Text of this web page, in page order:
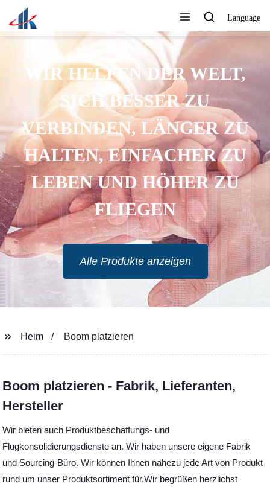
Language
WIR HELFEN DER WELT,
SICH BESSER ZU
VERBINDEN, LÄNGER ZU
HALTEN, EINFACHER ZU
LEBEN UND HÖHER ZU
FLIEGEN
Alle Produkte anzeigen
Heim Boom platzieren
Boom platzieren - Fabrik, Lieferanten,
Hersteller
Wir bieten auch Produktbeschaffungs- und
Flugkonsolidierungsdienste an. Wir haben unsere eigene Fabrik
und Sourcing-Büro. Wir können Ihnen nahezu jede Art von Produkt
rund um unser Produktsortiment für.Wir begrüßen herzlichst